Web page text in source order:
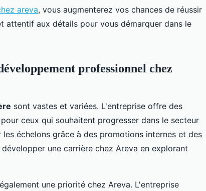
areva, vous augmenterez vos chances de réussir
attentif aux détails pour vous démarquer dans le
professionnel chez
sont vastes et variées. L'entreprise offre des
ceux qui souhaitent progresser dans le secteur
échelons grâce à des promotions internes et des
une carrière chez Areva en explorant
une priorité chez Areva. L'entreprise